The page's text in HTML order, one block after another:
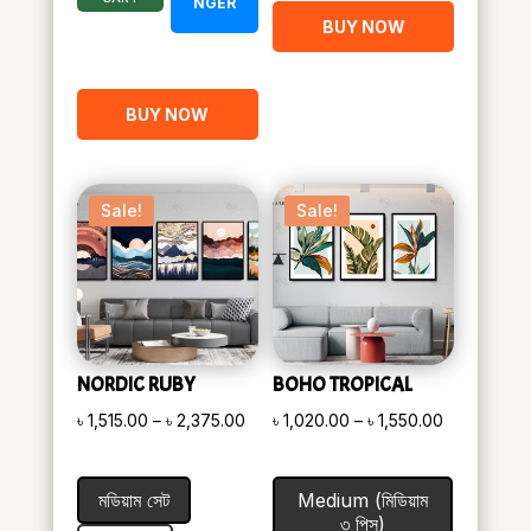
BUY NOW
BUY NOW
Sale!
NORDIC RUBY
৳ 1,515.00 – ৳ 2,375.00Price
৳ 1,515.00
through
মডিয়াম সেট
Sale!
BOHO TROPICAL
৳1,020.00 – ৳1,550.00
৳ 1,020.00
Medium (মিডিয়াম
৩ পিস)